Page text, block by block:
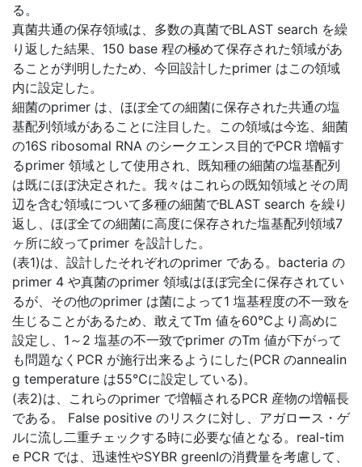
る。
真菌共通の保存領域は、多数の真菌でBLAST search を繰
り返した結果、150 base 程の極めて保存された領域があ
ることが判明したため、今回設計したprimer はこの領域
内に設定した。
細菌のprimer は、ほぼ全ての細菌に保存された共通の塩
基配列領域があることに注目した。この領域は今迄、細菌
の16S ribosomal RNA のシークエンス目的でPCR 増幅す
るprimer 領域として使用され、既知種の細菌の塩基配列
は既にほぼ決定された。我々はこれらの既知領域とその周
辺を含む領域について多種の細菌でBLAST search を繰り
返し、ほぼ全ての細菌に高度に保存された塩基配列領域7
ヶ所に絞ってprimer を設計した。
(表1)は、設計したそれぞれのprimer である。bacteria の
primer 4 や真菌のprimer 領域はほぼ完全に保存されてい
るが、その他のprimer は菌によって1 塩基程度の不一致を
生じることがあるため、敢えてTm 値を60℃より高めに
設定し、1～2 塩基の不一致でprimer のTm 値が下がって
も問題なくPCR が施行出来るようにした(PCR のannealin
g temperature は55℃に設定している)。
(表2)は、これらのprimer で増幅されるPCR 産物の増幅長
である。 False positive のリスクに対し、アガロース・ゲ
ルに流し二重チェックする時に必要な値となる。real-tim
e PCR では、迅速性やSYBR greenⅠの消費量を考慮して、